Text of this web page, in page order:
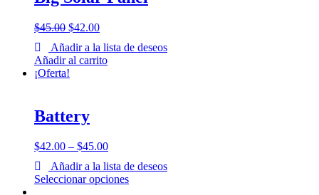
$45.00 $42.00
Añadir a la lista de deseos
Añadir al carrito
¡Oferta!
Battery
$42.00 – $45.00
Añadir a la lista de deseos
Seleccionar opciones